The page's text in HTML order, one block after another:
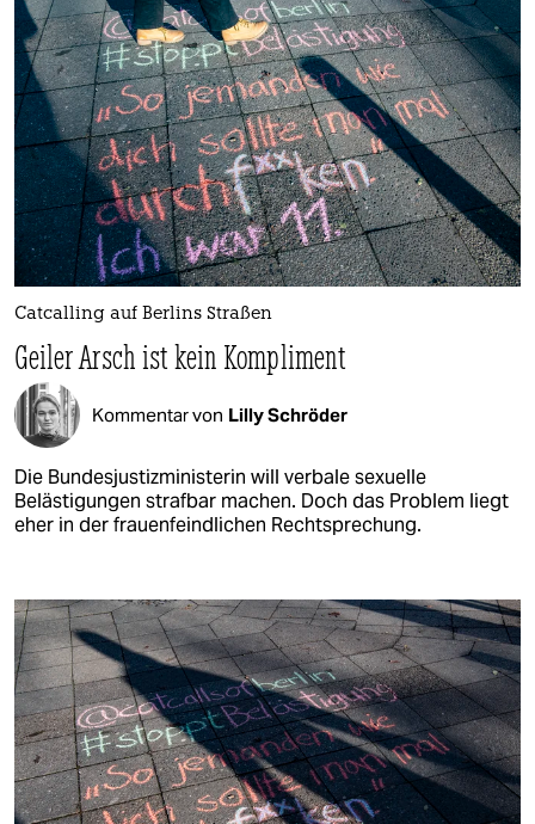
Catcalling auf Berlins Straßen
Geiler Arsch ist kein Kompliment
Kommentar von Lilly Schröder
Die Bundesjustizministerin will verbale sexuelle
Belästigungen strafbar machen. Doch das Problem liegt
eher in der frauenfeindlichen Rechtsprechung.